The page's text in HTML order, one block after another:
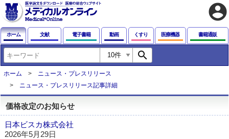
account_circle
ホーム 文献 電子書籍 動画 くすり 医療機器 書籍通販
search
ホーム
ニュース・プレスリリース
ニュース・プレスリリース記事詳細
価格改定のお知らせ
日本ビスカ株式会社
2026年5月29日